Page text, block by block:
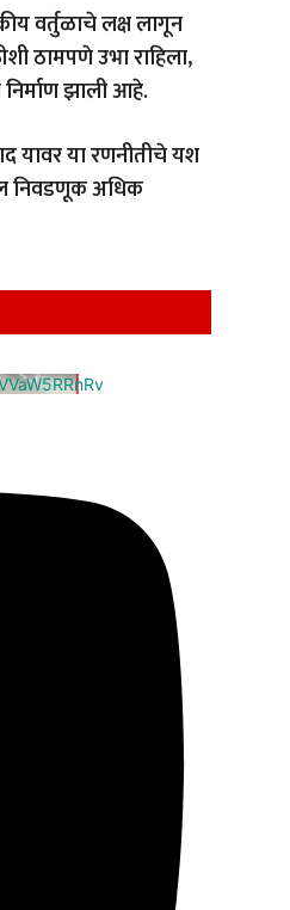
वर्तुळाचे लक्ष लागून
ठामपणे उभा राहिला,
झाली आहे.
यावर या रणनीतीचे यश
निवडणूक अधिक